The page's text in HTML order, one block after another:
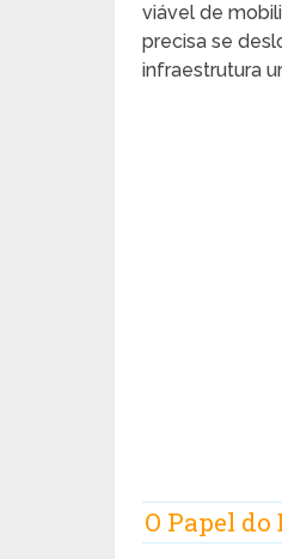
viável de
precisa se
infraestrutura
O Papel